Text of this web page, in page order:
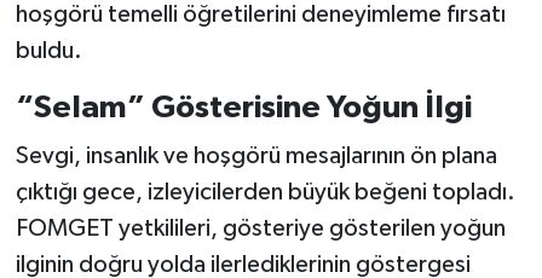
hoşgörü temelli öğretilerini deneyimleme fırsatı
buldu.
“Selam” Gösterisine Yoğun İlgi
Sevgi, insanlık ve hoşgörü mesajlarının ön plana
çıktığı gece, izleyicilerden büyük beğeni topladı.
FOMGET yetkilileri, gösteriye gösterilen yoğun
ilginin doğru yolda ilerlediklerinin göstergesi